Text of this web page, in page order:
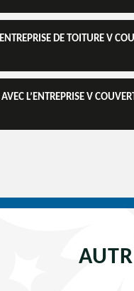
DE TOITURE V
L’ENTREPRISE V